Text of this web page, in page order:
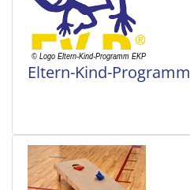
Eltern-Kind-Programm